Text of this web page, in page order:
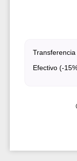
Transferencia
Efectivo (-